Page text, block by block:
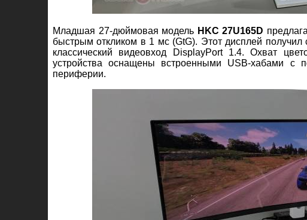
Младшая 27-дюймовая модель HKC 27U165D
быстрым откликом в 1 мс (GtG). Этот дисплей
классический видеовход DisplayPort 1.4. Охват
устройства оснащены встроенными USB-хабами с
периферии.